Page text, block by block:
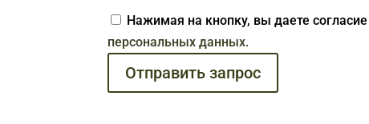
Нажимая на кнопку, вы даете согласие
персональных данных.
Отправить запрос